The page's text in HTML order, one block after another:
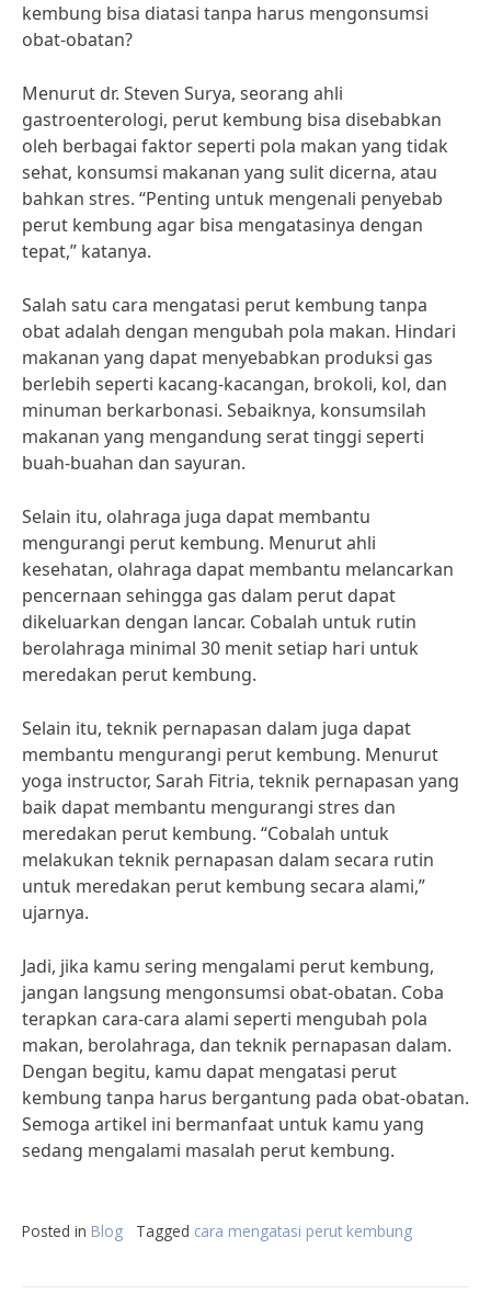
kembung bisa diatasi tanpa harus mengonsumsi
obat-obatan?
Menurut dr. Steven Surya, seorang ahli
gastroenterologi, perut kembung bisa disebabkan
oleh berbagai faktor seperti pola makan yang tidak
sehat, konsumsi makanan yang sulit dicerna, atau
bahkan stres. “Penting untuk mengenali penyebab
perut kembung agar bisa mengatasinya dengan
tepat,” katanya.
Salah satu cara mengatasi perut kembung tanpa
obat adalah dengan mengubah pola makan. Hindari
makanan yang dapat menyebabkan produksi gas
berlebih seperti kacang-kacangan, brokoli, kol, dan
minuman berkarbonasi. Sebaiknya, konsumsilah
makanan yang mengandung serat tinggi seperti
buah-buahan dan sayuran.
Selain itu, olahraga juga dapat membantu
mengurangi perut kembung. Menurut ahli
kesehatan, olahraga dapat membantu melancarkan
pencernaan sehingga gas dalam perut dapat
dikeluarkan dengan lancar. Cobalah untuk rutin
berolahraga minimal 30 menit setiap hari untuk
meredakan perut kembung.
Selain itu, teknik pernapasan dalam juga dapat
membantu mengurangi perut kembung. Menurut
yoga instructor, Sarah Fitria, teknik pernapasan yang
baik dapat membantu mengurangi stres dan
meredakan perut kembung. “Cobalah untuk
melakukan teknik pernapasan dalam secara rutin
untuk meredakan perut kembung secara alami,”
ujarnya.
Jadi, jika kamu sering mengalami perut kembung,
jangan langsung mengonsumsi obat-obatan. Coba
terapkan cara-cara alami seperti mengubah pola
makan, berolahraga, dan teknik pernapasan dalam.
Dengan begitu, kamu dapat mengatasi perut
kembung tanpa harus bergantung pada obat-obatan.
Semoga artikel ini bermanfaat untuk kamu yang
sedang mengalami masalah perut kembung.
Posted in Blog Tagged cara mengatasi perut kembung